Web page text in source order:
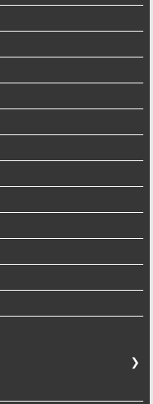
❯